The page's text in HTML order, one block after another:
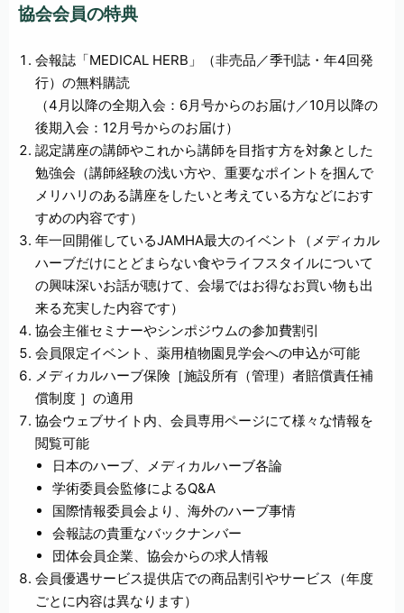
協会会員の特典
会報誌「MEDICAL HERB」（非売品／季刊誌・年4回発
行）の無料購読
（4月以降の全期入会：6月号からのお届け／10月以降の
後期入会：12月号からのお届け）
認定講座の講師やこれから講師を目指す方を対象とした
勉強会（講師経験の浅い方や、重要なポイントを掴んで
メリハリのある講座をしたいと考えている方などにおす
すめの内容です）
年一回開催しているJAMHA最大のイベント（メディカル
ハーブだけにとどまらない食やライフスタイルについて
の興味深いお話が聴けて、会場ではお得なお買い物も出
来る充実した内容です）
協会主催セミナーやシンポジウムの参加費割引
会員限定イベント、薬用植物園見学会への申込が可能
メディカルハーブ保険［施設所有（管理）者賠償責任補
償制度 ］の適用
協会ウェブサイト内、会員専用ページにて様々な情報を
閲覧可能
日本のハーブ、メディカルハーブ各論
学術委員会監修によるQ&A
国際情報委員会より、海外のハーブ事情
会報誌の貴重なバックナンバー
団体会員企業、協会からの求人情報
会員優遇サービス提供店での商品割引やサービス（年度
ごとに内容は異なります）